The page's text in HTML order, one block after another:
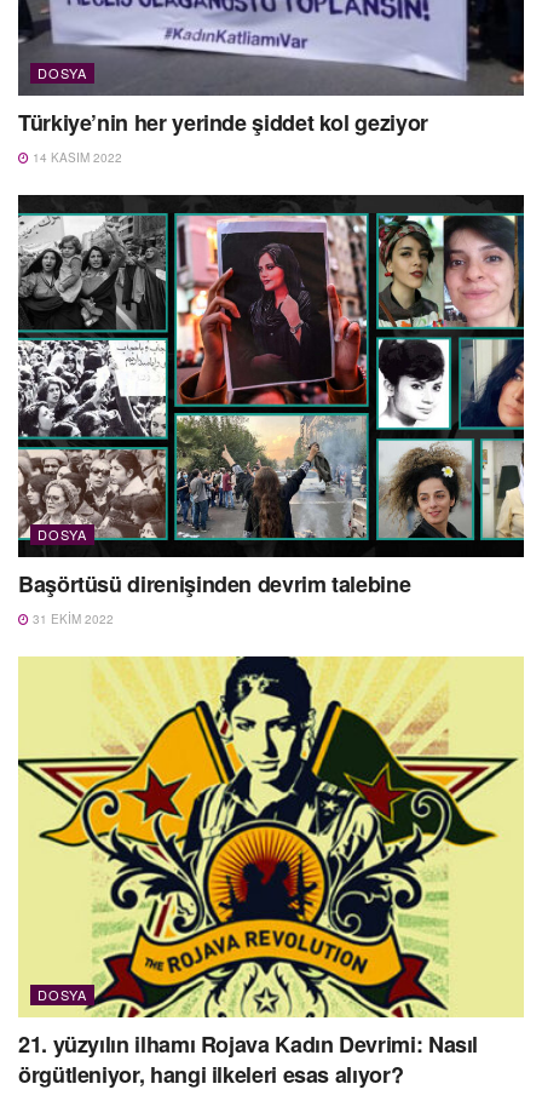
DOSYA
Türkiye’nin her yerinde şiddet kol geziyor
14 KASIM 2022
DOSYA
Başörtüsü direnişinden devrim talebine
31 EKIM 2022
DOSYA
21. yüzyılın ilhamı Rojava Kadın Devrimi: Nasıl
örgütleniyor, hangi ilkeleri esas alıyor?